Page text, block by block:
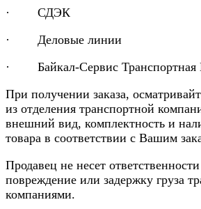
· СДЭК
· Деловые линии
· Байкал-Сервис Транспортная
При получении заказа,
из отделения транспортной
внешний вид, комплектность и
товара в соответствии с Вашим
Продавец не несет
повреждение или задержку груза
компаниями.